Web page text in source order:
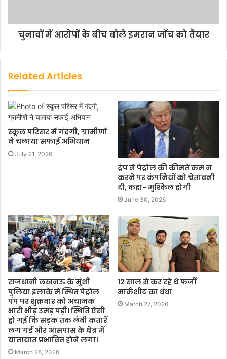
चुनावों में आरोपों के बीच बोले इमरान जाँच को तैयार
Related Articles
स्कूल परिसर में गंदगी, ग्रामीणों
ने चलाया सफाई अभियान
July 21, 2026
ट्रंप ने पेट्रोल की कीमतें कम न
करने पर कंपनियों को चेतावनी
दी, कहा- मुश्किल होगी
June 30, 2026
राजधानी लखनऊ के मुंशी
पुलिया इलाके में स्थित पेट्रोल
पंप पर शुक्रवार को अचानक
भारी भीड़ उमड़ पड़ी। स्थिति ऐसी
हो गई कि सड़क तक लंबी कतारें
लग गईं और आसपास के क्षेत्र में
यातायात प्रभावित होने लगा।
March 28, 2026
12 साल से कर रहे थे फर्जी
मार्कशीट का धंधा
March 27, 2026